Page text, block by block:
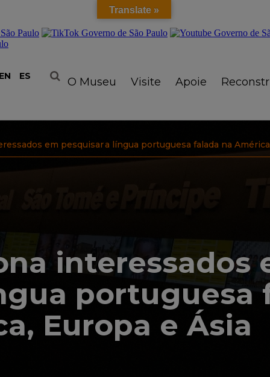
EN ES O Museu Visite Apoie
em pesquisar a língua portuguesa falada na
interessados
portuguesa
Europa e Ásia
Translate »